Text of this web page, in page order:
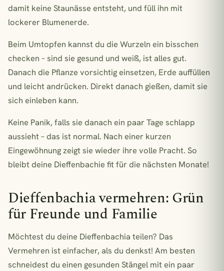
damit keine Staunässe entsteht, und füll ihn mit
lockerer Blumenerde.
Beim Umtopfen kannst du die Wurzeln ein bisschen
checken – sind sie gesund und weiß, ist alles gut.
Danach die Pflanze vorsichtig einsetzen, Erde auffüllen
und leicht andrücken. Direkt danach gießen, damit sie
sich einleben kann.
Keine Panik, falls sie danach ein paar Tage schlapp
aussieht – das ist normal. Nach einer kurzen
Eingewöhnung zeigt sie wieder ihre volle Pracht. So
bleibt deine Dieffenbachie fit für die nächsten Monate!
Dieffenbachia vermehren: Grün
für Freunde und Familie
Möchtest du deine Dieffenbachia teilen? Das
Vermehren ist einfacher, als du denkst! Am besten
schneidest du einen gesunden Stängel mit ein paar